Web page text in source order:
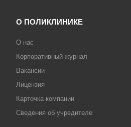
О ПОЛИКЛИНИКЕ
О нас
Корпоративный журнал
Вакансии
Лицензия
Карточка компании
Сведения об учредителе